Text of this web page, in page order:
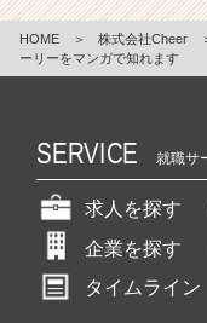
HOME ＞ 株式会社Cheer
ーリーをマンガで知れます
SERVICE 就職サ
求人を探す
企業を探す
タイムライン